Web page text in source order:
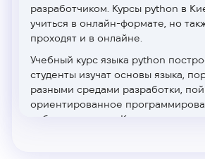
разработчиком. Курсы python в
учиться в онлайн-формате, но
проходят и в онлайне.
Учебный курс языка python
студенты изучат основы языка,
разными средами разработки,
ориентированное
веб-приложения. Курс